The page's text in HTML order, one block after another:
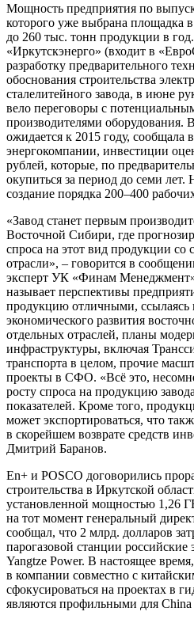
Мощность предприятия по
которого уже выбрана площадка
до 260 тыс. тонн продукции в
«Иркутскэнерго» (входит в
разработку предварительного
обоснования строительства
сталелитейного завода, в июне
вело переговоры с
производителями оборудования.
ожидается к 2015 году, сообщала
энергокомпании, инвестиции
рублей, которые, по
окупиться за период до семи лет.
создание порядка 200–400
«Завод станет первым
Восточной Сибири, где
спроса на этот вид продукции со
отрасли», – говорится в
эксперт УК «Финам
называет перспективы
продукцию отличными, ссылаясь
экономического развития
отдельных отраслей, планы
инфраструктуры, включая
транспорта в целом, прочие
проекты в СФО. «Всё это,
росту спроса на продукцию
показателей. Кроме того,
может экспортироваться, что
в скорейшем возврате средств
Дмитрий Баранов.
En+ и POSCO договорились
строительства в Иркутской
установленной мощностью 1,26
на тот момент генеральный
сообщал, что 2 млрд. долларов
парогазовой станции российские
Yangtze Power. В настоящее
в компании совместно с
сфокусироваться на проектах в
являются профильными для China